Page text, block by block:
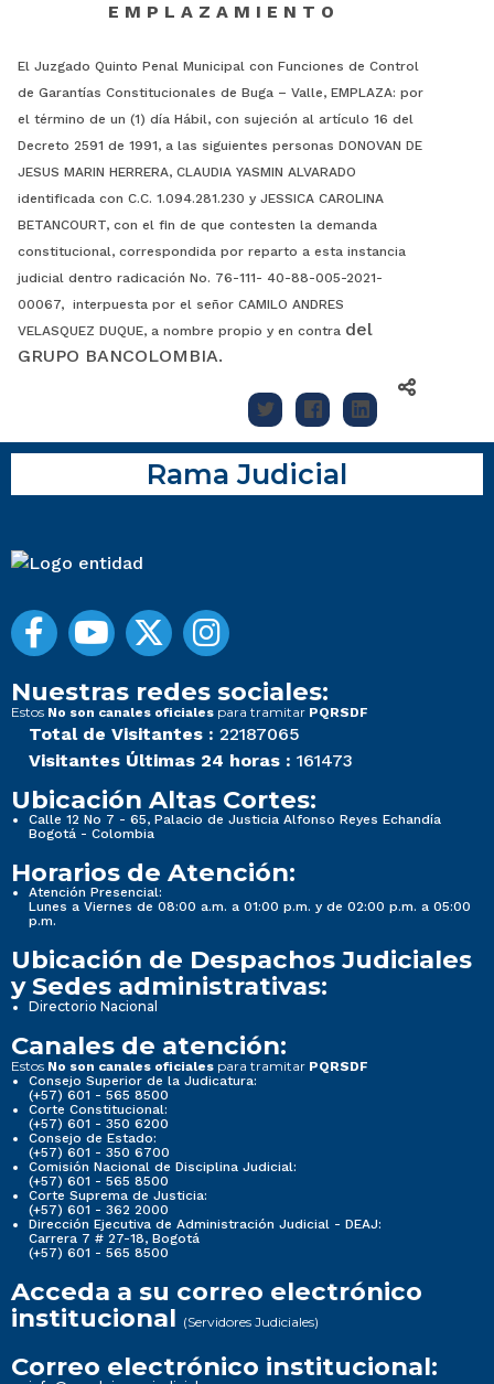
E M P L A Z A M I E N T O
El Juzgado Quinto Penal Municipal con Funciones de Control
de Garantías Constitucionales de Buga – Valle, EMPLAZA: por
el término de un (1) día Hábil, con sujeción al artículo 16 del
Decreto 2591 de 1991, a las siguientes personas DONOVAN DE
JESUS MARIN HERRERA, CLAUDIA YASMIN ALVARADO
identificada con C.C. 1.094.281.230 y JESSICA CAROLINA
BETANCOURT, con el fin de que contesten la demanda
constitucional, correspondida por reparto a esta instancia
judicial dentro radicación No. 76-111- 40-88-005-2021-
00067, interpuesta por el señor CAMILO ANDRES
VELASQUEZ DUQUE, a nombre propio y en contra del
GRUPO BANCOLOMBIA.
Rama Judicial
Nuestras redes sociales:
Estos No son canales oficiales para tramitar PQRSDF
Total de Visitantes : 22187065
Visitantes Últimas 24 horas : 161473
Ubicación Altas Cortes:
Calle 12 No 7 - 65, Palacio de Justicia Alfonso Reyes Echandía
Bogotá - Colombia
Horarios de Atención:
Atención Presencial:
Lunes a Viernes de 08:00 a.m. a 01:00 p.m. y de 02:00 p.m. a 05:00
p.m.
Ubicación de Despachos Judiciales
y Sedes administrativas:
Directorio Nacional
Canales de atención:
Estos No son canales oficiales para tramitar PQRSDF
Consejo Superior de la Judicatura:
(+57) 601 - 565 8500
Corte Constitucional:
(+57) 601 - 350 6200
Consejo de Estado:
(+57) 601 - 350 6700
Comisión Nacional de Disciplina Judicial:
(+57) 601 - 565 8500
Corte Suprema de Justicia:
(+57) 601 - 362 2000
Dirección Ejecutiva de Administración Judicial - DEAJ:
Carrera 7 # 27-18, Bogotá
(+57) 601 - 565 8500
Acceda a su correo electrónico
institucional (Servidores Judiciales)
Correo electrónico institucional: